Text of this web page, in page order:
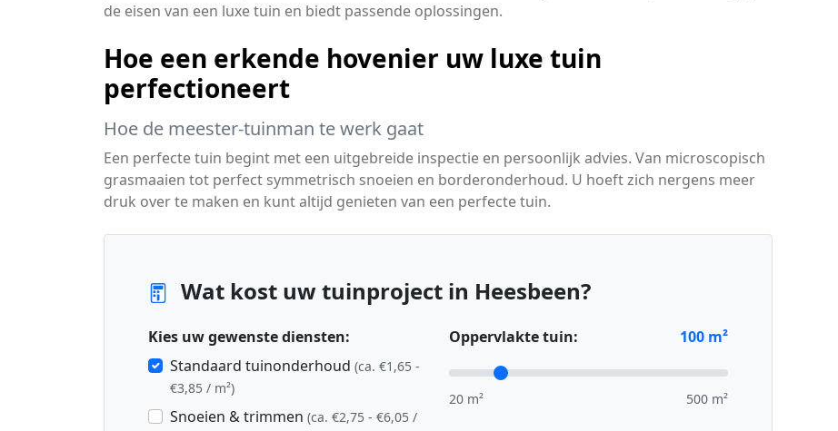
de eisen van een luxe tuin en biedt passende oplossingen.
Hoe een erkende hovenier uw luxe tuin
perfectioneert
Hoe de meester-tuinman te werk gaat
Een perfecte tuin begint met een uitgebreide inspectie en persoonlijk advies. Van microscopisch
grasmaaien tot perfect symmetrisch snoeien en borderonderhoud. U hoeft zich nergens meer
druk over te maken en kunt altijd genieten van een perfecte tuin.
Wat kost uw tuinproject in Heesbeen?
Kies uw gewenste diensten:
Standaard tuinonderhoud (ca. €1,65 -
€3,85 / m²)
Snoeien & trimmen (ca. €2,75 - €6,05 /
Oppervlakte tuin: 100 m²
20 m² 500 m²